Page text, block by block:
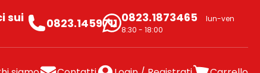
sui 0823.1459711 0823.1873465
lun-ven
8:30 - 18:00